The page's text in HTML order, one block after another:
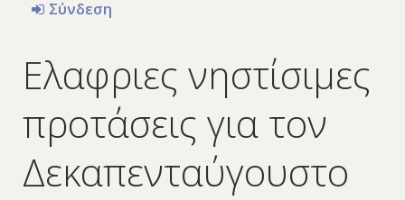
Σύνδεση
Ελαφριες νηστίσιμες
προτάσεις για τον
Δεκαπενταύγουστο